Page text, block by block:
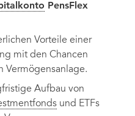
PensFlex
Vorteile einer
mit den Chancen
Vermögensanlage.
Aufbau von
und ETFs